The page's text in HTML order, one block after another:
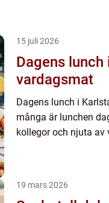
15 juli 2026
Dagens
vardagsmat
Dagens lunch i
många är lunchen
kollegor och njuta av
19 mars 2026